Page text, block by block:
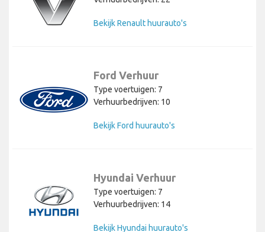
Bekijk Renault huurauto's
Ford Verhuur
Type voertuigen: 7
Verhuurbedrijven: 10
Bekijk Ford huurauto's
Hyundai Verhuur
Type voertuigen: 7
Verhuurbedrijven: 14
Bekijk Hyundai huurauto's